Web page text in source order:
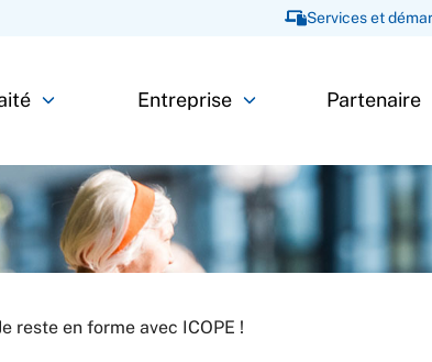
Services et
Entreprise Partenaire
reste en forme avec ICOPE !